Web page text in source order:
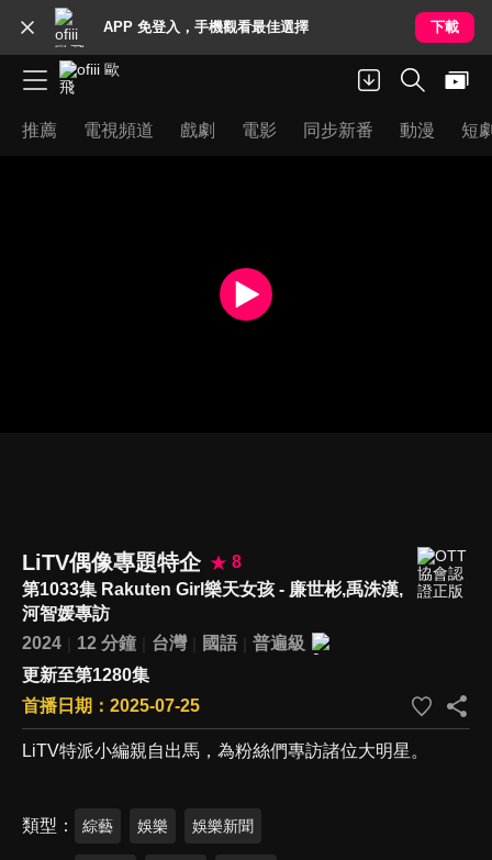
APP 免登入，手機觀看最佳選擇 下載
推薦 電視頻道 戲劇 電影 同步新番 動漫 短
LiTV偶像專題特企
8
第1033集 Rakuten Girl樂天女孩 - 廉世彬,禹洙漢,
河智媛專訪
2024
12 分鐘 台灣 國語
普遍級
更新至第1280集
首播日期：2025-07-25
LiTV特派小編親自出馬，為粉絲們專訪諸位大明星。
類型 綜藝 娛樂 娛樂新聞